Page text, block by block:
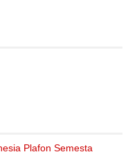
Plafon Semesta